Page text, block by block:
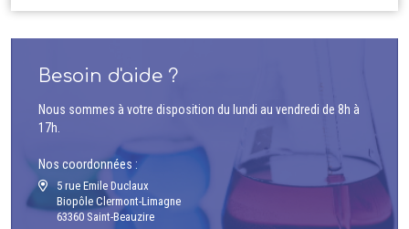
Besoin d'aide ?
Nous sommes à votre disposition du lundi au vendredi de 8h à
17h.
Nos coordonnées :
5 rue Emile Duclaux
Biopôle Clermont-Limagne
63360 Saint-Beauzire